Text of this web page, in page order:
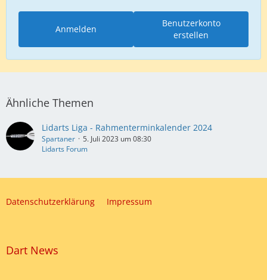
Benutzerkonto
erstellen
Anmelden
Ähnliche Themen
Lidarts Liga - Rahmenterminkalender 2024
Spartaner
5. Juli 2023 um 08:30
Lidarts Forum
Datenschutzerklärung Impressum
Dart News